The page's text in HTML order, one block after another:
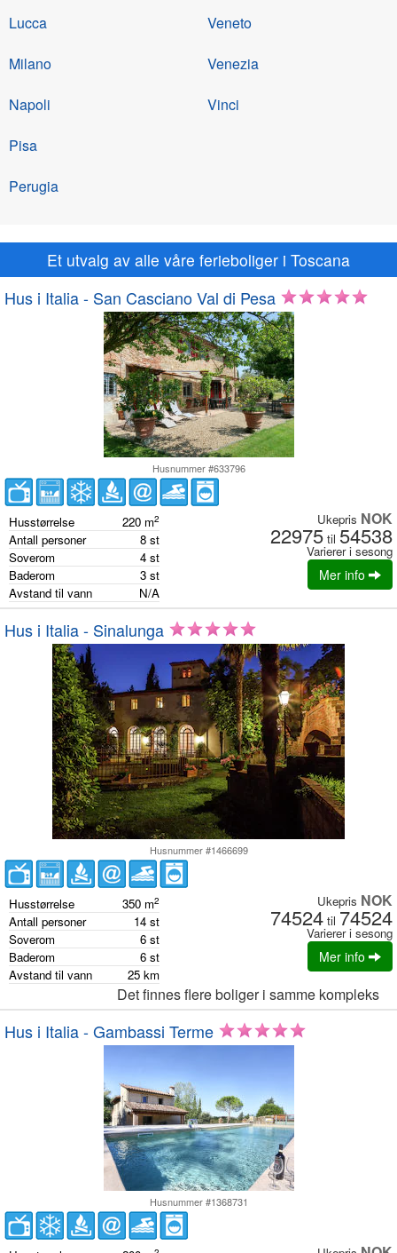
Lucca
Milano
Napoli
Pisa
Perugia
Veneto
Venezia
Vinci
Et utvalg av alle våre ferieboliger i Toscana
Hus i Italia - San Casciano Val di Pesa
Husnummer #633796
Husstørrelse 220 m2
Antall personer 8 st
Soverom
4 st
Baderom
3 st
Avstand til vann
N/A
Ukepris NOK
22975 til 54538
Varierer i sesong
Mer info
Hus i Italia - Sinalunga
Husnummer #1466699
Husstørrelse 350 m2
Antall personer 14 st
Soverom
6 st
Baderom
6 st
Avstand til vann
25 km
Ukepris NOK
74524 til 74524
Varierer i sesong
Mer info
Det finnes flere boliger i samme kompleks
Hus i Italia - Gambassi Terme
Husnummer #1368731